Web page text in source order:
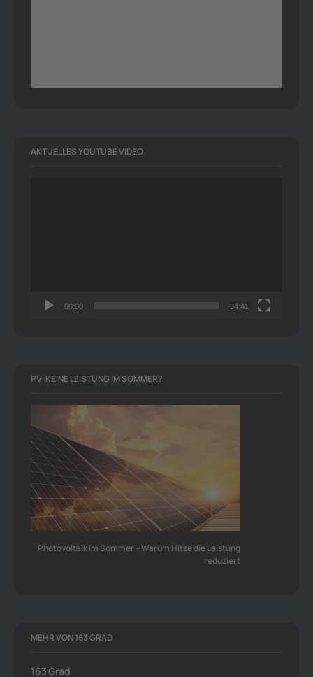
AKTUELLES YOUTUBE VIDEO
00:00 34:41
PV: KEINE LEISTUNG IM SOMMER?
Photovoltaik im Sommer – Warum Hitze die Leistung
reduziert
MEHR VON 163 GRAD
163 Grad